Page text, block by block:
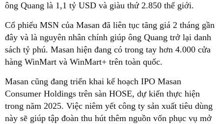
ông Quang là 1,1 tỷ USD và giàu thứ 2.850 thế giới.
Cổ phiếu MSN của Masan đã liên tục tăng giá 2 tháng gần
đây và là nguyên nhân chính giúp ông Quang trở lại danh
sách tỷ phú. Masan hiện đang có trong tay hơn 4.000 cửa
hàng WinMart và WinMart+ trên toàn quốc.
Masan cũng đang triển khai kế hoạch IPO Masan
Consumer Holdings trên sàn HOSE, dự kiến thực hiện
trong năm 2025. Việc niêm yết công ty sản xuất tiêu dùng
này sẽ giúp tập đoàn thu hút thêm nguồn vốn phục vụ mở